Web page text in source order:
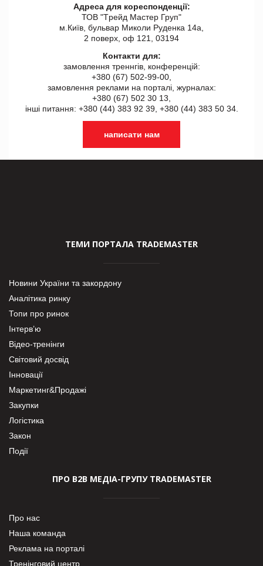
Адреса для кореспонденції:
ТОВ "Tрейд Мастер Груп"
м.Київ, бульвар Миколи Руденка 14а,
2 поверх, оф 121, 03194
Контакти для:
замовлення треннгів, конференцій:
+380 (67) 502-99-00,
замовлення реклами на порталі, журналах:
+380 (67) 502 30 13,
інші питання: +380 (44) 383 92 39, +380 (44) 383 50 34.
написати нам
ТЕМИ ПОРТАЛА TRADEMASTER
Новини України та закордону
Аналітика ринку
Топи про ринок
Інтерв’ю
Відео-тренінги
Світовий досвід
Інновації
Маркетинг&Продажі
Закупки
Логістика
Закон
Події
ПРО В2В МЕДІА-ГРУПУ TRADEMASTER
Про нас
Наша команда
Реклама на порталі
Тренінговий центр